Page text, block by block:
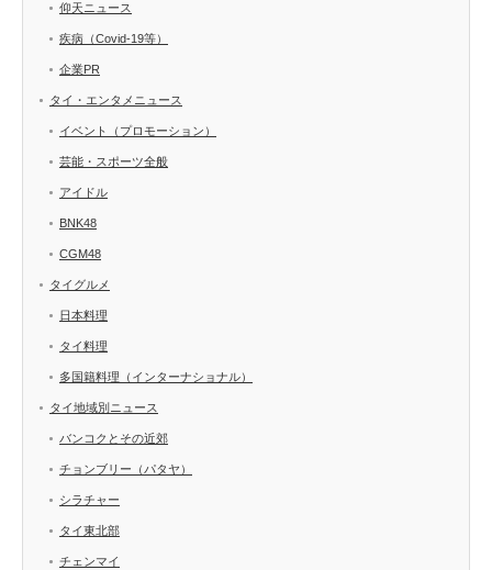
仰天ニュース
疾病（Covid-19等）
企業PR
タイ・エンタメニュース
イベント（プロモーション）
芸能・スポーツ全般
アイドル
BNK48
CGM48
タイグルメ
日本料理
タイ料理
多国籍料理（インターナショナル）
タイ地域別ニュース
バンコクとその近郊
チョンブリー（パタヤ）
シラチャー
タイ東北部
チェンマイ